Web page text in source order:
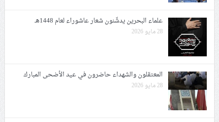
علماء البحرين يدشّنون شعار عاشوراء لعام 1448هـ
28 مايو 2026
المعتقلون والشهداء حاضرون في عيد الأضحى المبارك
28 مايو 2026